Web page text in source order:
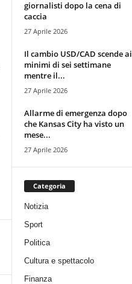
giornalisti dopo la cena di
caccia
27 Aprile 2026
Il cambio USD/CAD scende ai
minimi di sei settimane
mentre il...
27 Aprile 2026
Allarme di emergenza dopo
che Kansas City ha visto un
mese...
27 Aprile 2026
Categoria
Notizia
Sport
Politica
Cultura e spettacolo
Finanza